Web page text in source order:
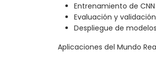
Entrenamiento de
Evaluación y
Despliegue de
Aplicaciones del Mundo